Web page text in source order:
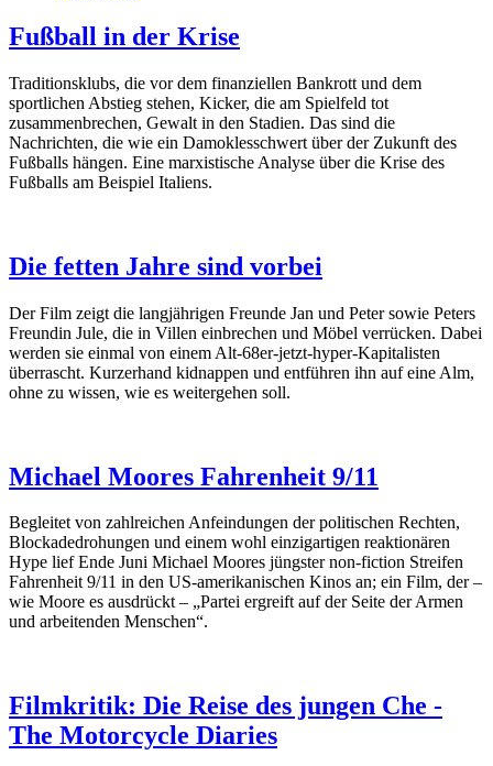
Fußball in der Krise
Traditionsklubs, die vor dem finanziellen Bankrott und dem
sportlichen Abstieg stehen, Kicker, die am Spielfeld tot
zusammenbrechen, Gewalt in den Stadien. Das sind die
Nachrichten, die wie ein Damoklesschwert über der Zukunft des
Fußballs hängen. Eine marxistische Analyse über die Krise des
Fußballs am Beispiel Italiens.
Die fetten Jahre sind vorbei
Der Film zeigt die langjährigen Freunde Jan und Peter sowie Peters
Freundin Jule, die in Villen einbrechen und Möbel verrücken. Dabei
werden sie einmal von einem Alt-68er-jetzt-hyper-Kapitalisten
überrascht. Kurzerhand kidnappen und entführen ihn auf eine Alm,
ohne zu wissen, wie es weitergehen soll.
Michael Moores Fahrenheit 9/11
Begleitet von zahlreichen Anfeindungen der politischen Rechten,
Blockadedrohungen und einem wohl einzigartigen reaktionären
Hype lief Ende Juni Michael Moores jüngster non-fiction Streifen
Fahrenheit 9/11 in den US-amerikanischen Kinos an; ein Film, der –
wie Moore es ausdrückt – „Partei ergreift auf der Seite der Armen
und arbeitenden Menschen“.
Filmkritik: Die Reise des jungen Che -
The Motorcycle Diaries